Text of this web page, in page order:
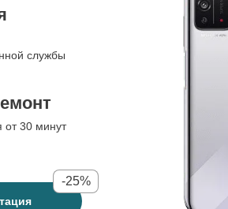
службы
от 30 минут
-25%